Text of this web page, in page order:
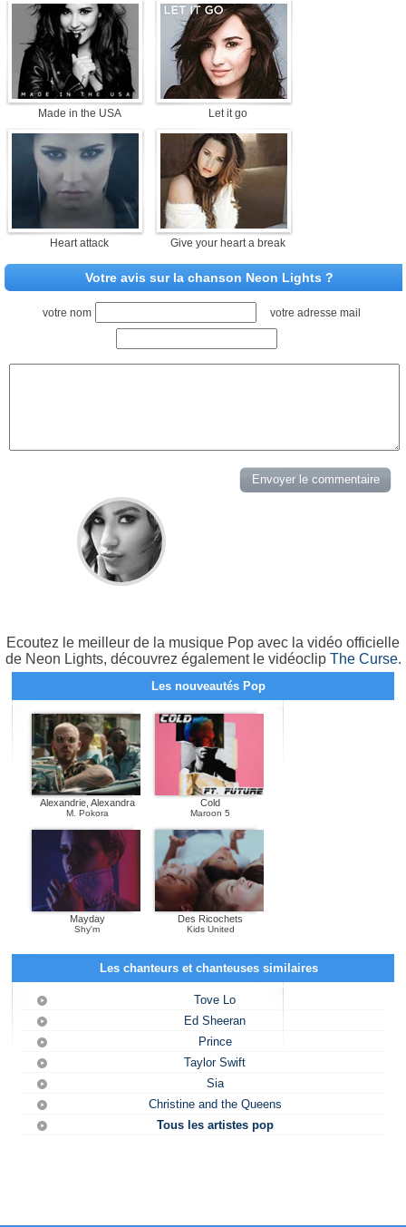
Made in the USA Let it go
Heart attack Give your heart a break
Votre avis sur la chanson Neon Lights ?
votre nom votre adresse mail
Ecoutez le meilleur de la musique Pop avec la vidéo officielle
de Neon Lights, découvrez également le vidéoclip The Curse.
Les nouveautés Pop
Alexandrie, Alexandra
M. Pokora
Cold
Maroon 5
Mayday
Shy'm
Des Ricochets
Kids United
Les chanteurs et chanteuses similaires
Tove Lo
Ed Sheeran
Prince
Taylor Swift
Sia
Christine and the Queens
Tous les artistes pop